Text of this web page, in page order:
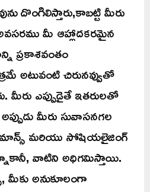
దొంగిలిస్తారు,కాబట్టి మీరు
అవసరము మీ ఆహ్లాదకరమైన
ప్రకాశవంతం
అటువంటి చిరునవ్వుతో
మీరు ఎప్పుడైతే ఇతరులతో
మీరు సువాసనగల
మరియు సోషియలైజింగ్
వాటిని అధిగమిస్తాయి.
మీకు అనుకూలంగా